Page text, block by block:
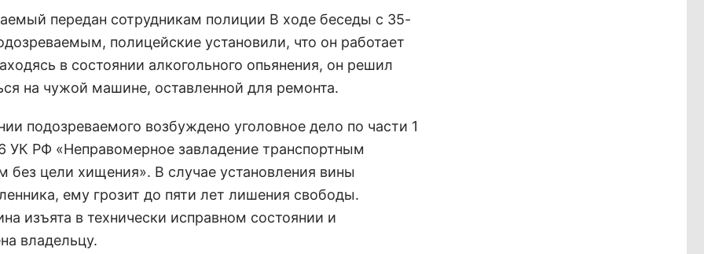
передан сотрудникам полиции В ходе беседы с 35-
полицейские установили, что он работает
в состоянии алкогольного опьянения, он решил
на чужой машине, оставленной для ремонта.
подозреваемого возбуждено уголовное дело по части 1
УК РФ «Неправомерное завладение транспортным
без цели хищения». В случае установления вины
ему грозит до пяти лет лишения свободы.
изъята в технически исправном состоянии и
владельцу.